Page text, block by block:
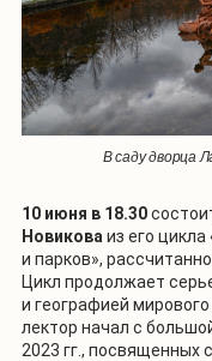
В саду дворца
10 июня в 18.30
Новикова из его
и парков»,
Цикл продолжает
и географией
лектор начал с
2023 гг., посвященных